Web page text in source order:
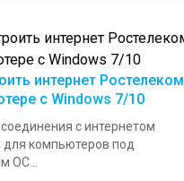
интернет Ростелеком
с Windows 7/10
с интернетом
для компьютеров под
ОС...